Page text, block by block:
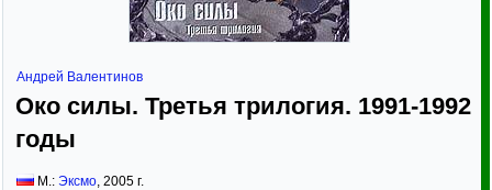
Андрей Валентинов
Око силы. Третья трилогия. 1991-1992
годы
М.: Эксмо, 2005 г.